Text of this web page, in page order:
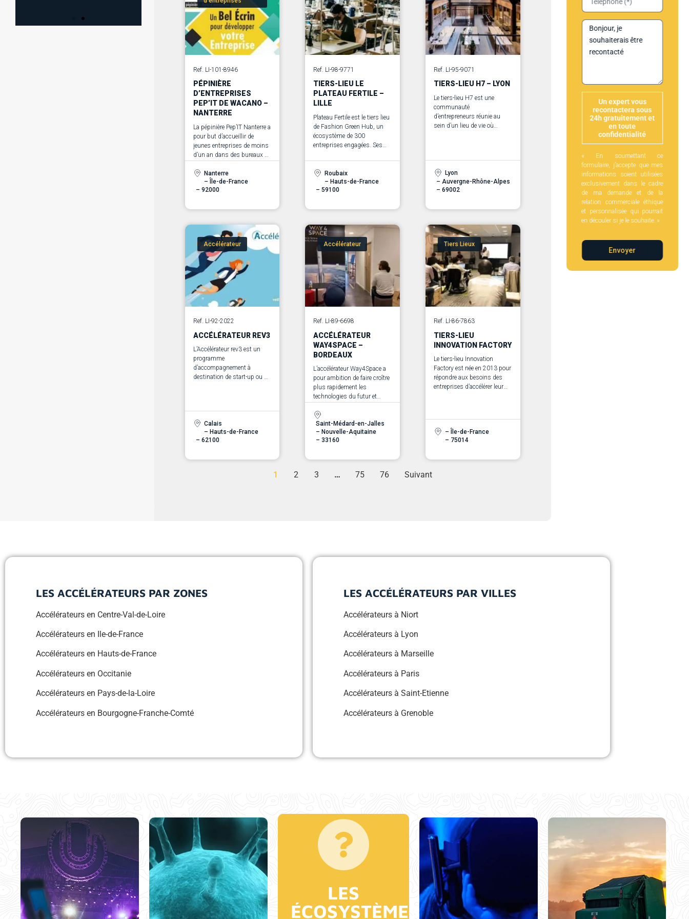
SERVICE
GRATUIT
Découvrez notre concept
unique, les conseils de nos
experts pour vous
accompagner dans vos
projets innovants
En savoir plus
SANS
ENGAGEMENT
Nos experts sont là pour vous
accompagner.
En savoir plus
Ref. LI-101-8946
PÉPINIÈRE
D’ENTREPRISES
PEP’IT DE WACANO –
NANTERRE
La pépinière Pep’IT Nanterre a
pour but d’accueillir de
jeunes entreprises de moins
d’un an dans des bureaux à
maximale de 23 mois.
Nanterre
– Île-de-France
– 92000
Ref. LI-98-9771
TIERS-LIEU LE
PLATEAU FERTILE –
LILLE
Plateau Fertile est le tiers lieu
de Fashion Green Hub, un
écosystème de 300
entreprises engagées. Ses
élan de créativité, mais aussi
un ensemble de ressources,
de valeurs et de
connaissances.
Roubaix
– Hauts-de-France
– 59100
Ref. LI-95-9071
TIERS-LIEU H7 – LYON
Le tiers-lieu H7 est une
communauté
d’entrepreneurs réunie au
sein d’un lieu de vie où
d’accompagnement.
Lyon
– Auvergne-Rhône-Alpes
– 69002
Accélérateur
Ref. LI-92-2022
ACCÉLÉRATEUR REV3
L’Accélérateur rev3 est un
programme
d’accompagnement à
destination de start-up ou de
Calais
– Hauts-de-France
– 62100
Accélérateur
Ref. LI-89-6698
ACCÉLÉRATEUR
WAY4SPACE –
BORDEAUX
L’accélérateur Way4Space a
pour ambition de faire croître
plus rapidement les
technologies du futur et
Saint-Médard-en-Jalles
– Nouvelle-Aquitaine
– 33160
Tiers Lieux
Ref. LI-86-7863
TIERS-LIEU
INNOVATION FACTORY
Le tiers-lieu Innovation
Factory est née en 2013 pour
répondre aux besoins des
entreprises d’accélérer leur
– Île-de-France
– 75014
1 2 3 … 75 76 Suivant
Un expert vous
recontactera sous
24h gratuitement et
en toute
confidentialité
« En soumettant ce
formulaire, j’accepte que mes
informations soient utilisées
exclusivement dans le cadre
de ma demande et de la
relation commerciale éthique
et personnalisée qui pourrait
en découler si je le souhaite. »
Envoyer
LES ACCÉLÉRATEURS PAR ZONES
Accélérateurs en Centre-Val-de-Loire
Accélérateurs en Ile-de-France
Accélérateurs en Hauts-de-France
Accélérateurs en Occitanie
Accélérateurs en Pays-de-la-Loire
Accélérateurs en Bourgogne-Franche-Comté
LES ACCÉLÉRATEURS PAR VILLES
Accélérateurs à Niort
Accélérateurs à Lyon
Accélérateurs à Marseille
Accélérateurs à Paris
Accélérateurs à Saint-Etienne
Accélérateurs à Grenoble
LES
ÉCOSYSTÈMES